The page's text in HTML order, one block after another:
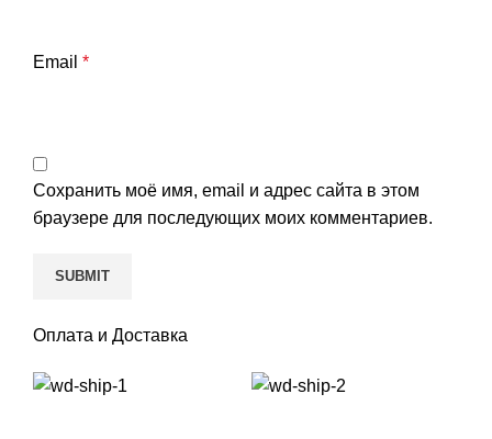
Email *
Сохранить моё имя, email и адрес сайта в этом
браузере для последующих моих комментариев.
Оплата и Доставка